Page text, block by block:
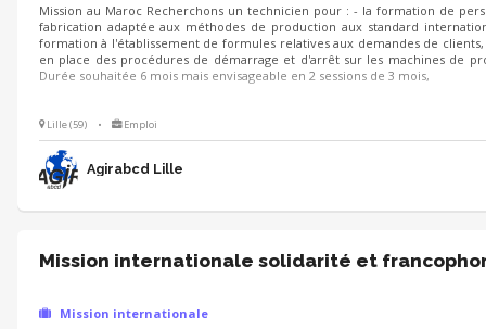
Mission au Maroc Recherchons un technicien pour : - la formation de
fabrication adaptée aux méthodes de production aux standard
formation à l'établissement de formules relatives aux demandes de
en place des procédures de démarrage et d'arrêt sur les machines de
Durée souhaitée 6 mois mais envisageable en 2 sessions de 3 mois,
Lille (59) • Emploi
Agirabcd Lille
Mission internationale solidarité et
Mission internationale